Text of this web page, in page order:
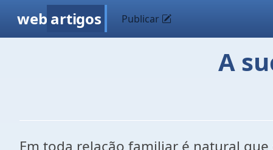
web artigos Publicar
A
Em toda relação familiar é natural